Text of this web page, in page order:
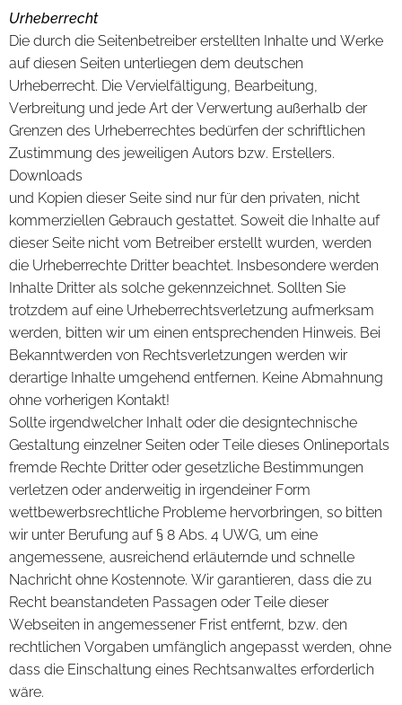
Urheberrecht
Die durch die Seitenbetreiber erstellten Inhalte und Werke
auf diesen Seiten unterliegen dem deutschen
Urheberrecht. Die Vervielfältigung, Bearbeitung,
Verbreitung und jede Art der Verwertung außerhalb der
Grenzen des Urheberrechtes bedürfen der schriftlichen
Zustimmung des jeweiligen Autors bzw. Erstellers.
Downloads
und Kopien dieser Seite sind nur für den privaten, nicht
kommerziellen Gebrauch gestattet. Soweit die Inhalte auf
dieser Seite nicht vom Betreiber erstellt wurden, werden
die Urheberrechte Dritter beachtet. Insbesondere werden
Inhalte Dritter als solche gekennzeichnet. Sollten Sie
trotzdem auf eine Urheberrechtsverletzung aufmerksam
werden, bitten wir um einen entsprechenden Hinweis. Bei
Bekanntwerden von Rechtsverletzungen werden wir
derartige Inhalte umgehend entfernen. Keine Abmahnung
ohne vorherigen Kontakt!
Sollte irgendwelcher Inhalt oder die designtechnische
Gestaltung einzelner Seiten oder Teile dieses Onlineportals
fremde Rechte Dritter oder gesetzliche Bestimmungen
verletzen oder anderweitig in irgendeiner Form
wettbewerbsrechtliche Probleme hervorbringen, so bitten
wir unter Berufung auf § 8 Abs. 4 UWG, um eine
angemessene, ausreichend erläuternde und schnelle
Nachricht ohne Kostennote. Wir garantieren, dass die zu
Recht beanstandeten Passagen oder Teile dieser
Webseiten in angemessener Frist entfernt, bzw. den
rechtlichen Vorgaben umfänglich angepasst werden, ohne
dass die Einschaltung eines Rechtsanwaltes erforderlich
wäre.